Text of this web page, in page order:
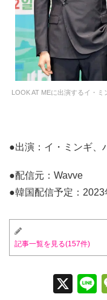
LOOK AT MEに出演するイ・
●出演：イ・ミンギ、
●配信元：Wavve
●韓国配信予定：
記事一覧を見る(157件)
X